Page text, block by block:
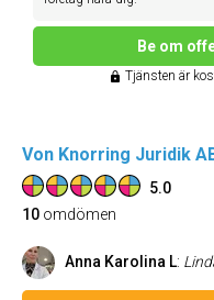
Be om
Tjänsten är
Von Knorring Juridik
5.0
10 omdömen
Anna Karolina L: Linda är en